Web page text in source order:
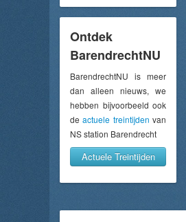
Ontdek
BarendrechtNU
BarendrechtNU is meer
dan alleen nieuws, we
hebben bijvoorbeeld ook
deactuele treintijden van
NS station Barendrecht
Actuele Treintijden